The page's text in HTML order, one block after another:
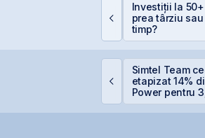
sunt și banii se găsesc
Investiții la
prea târziu
timp?
Simtel Team
etapizat 14%
Power pentru